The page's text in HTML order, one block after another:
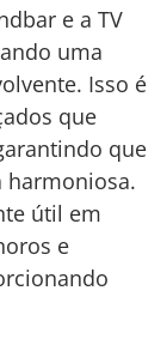
e a TV
uma
Isso é
que
que
harmoniosa.
útil em
e